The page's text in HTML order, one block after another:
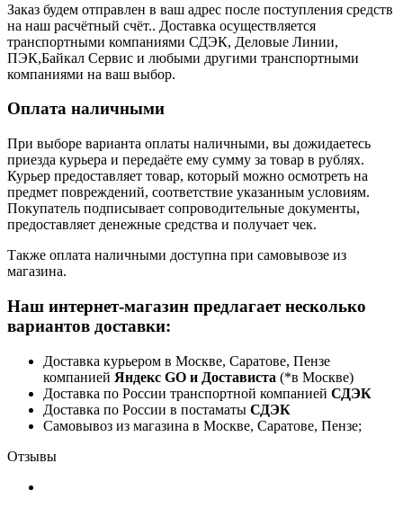
Заказ будем отправлен в ваш адрес после поступления средств
на наш расчётный счёт.. Доставка осуществляется
транспортными компаниями СДЭК, Деловые Линии,
ПЭК,Байкал Сервис и любыми другими транспортными
компаниями на ваш выбор.
Оплата наличными
При выборе варианта оплаты наличными, вы дожидаетесь
приезда курьера и передаёте ему сумму за товар в рублях.
Курьер предоставляет товар, который можно осмотреть на
предмет повреждений, соответствие указанным условиям.
Покупатель подписывает сопроводительные документы,
предоставляет денежные средства и получает чек.
Также оплата наличными доступна при самовывозе из
магазина.
Наш интернет-магазин предлагает несколько
вариантов доставки:
Доставка курьером в Москве, Саратове, Пензе
компанией Яндекс GO и Достависта (*в Москве)
Доставка по России транспортной компанией СДЭК
Доставка по России в постаматы СДЭК
Самовывоз из магазина в Москве, Саратове, Пензе;
Отзывы